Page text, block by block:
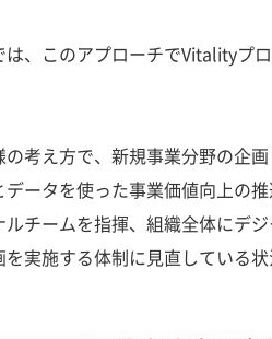
、このアプローチでVitalityプ
考え方で、新規事業分野の企
データを使った事業価値向上の
ルチームを指揮、組織全体にデ
実施する体制に見直している状